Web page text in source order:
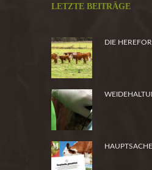
LETZTE BEITRÄGE
DIE